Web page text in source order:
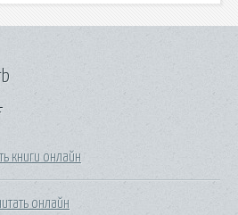
книги онлайн
онлайн